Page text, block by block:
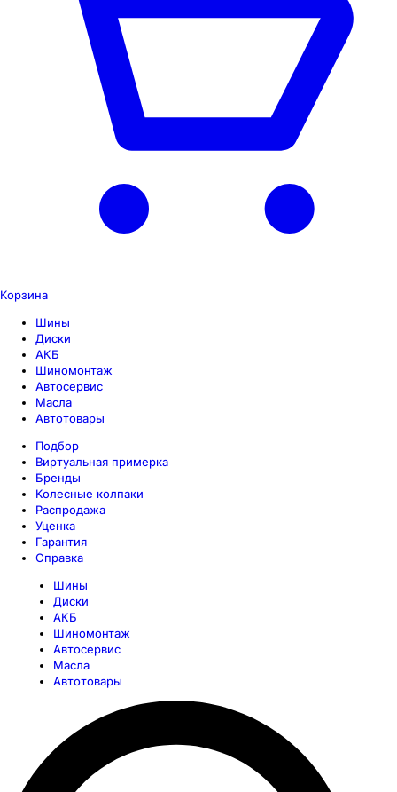
Корзина
Шины
Диски
АКБ
Шиномонтаж
Автосервис
Масла
Автотовары
Подбор
Виртуальная примерка
Бренды
Колесные колпаки
Распродажа
Уценка
Гарантия
Справка
Шины
Диски
АКБ
Шиномонтаж
Автосервис
Масла
Автотовары